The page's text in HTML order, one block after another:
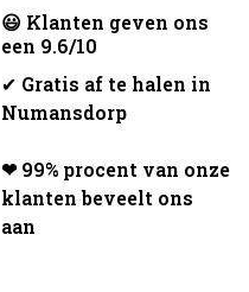
😃 Klanten geven ons
een 9.6/10
✔ Gratis af te halen in
Numansdorp
❤ 99% procent van onze
klanten beveelt ons
aan